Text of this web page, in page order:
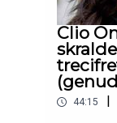
Clio
44:15